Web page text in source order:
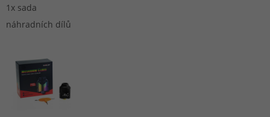
1x sada
náhradních dílů